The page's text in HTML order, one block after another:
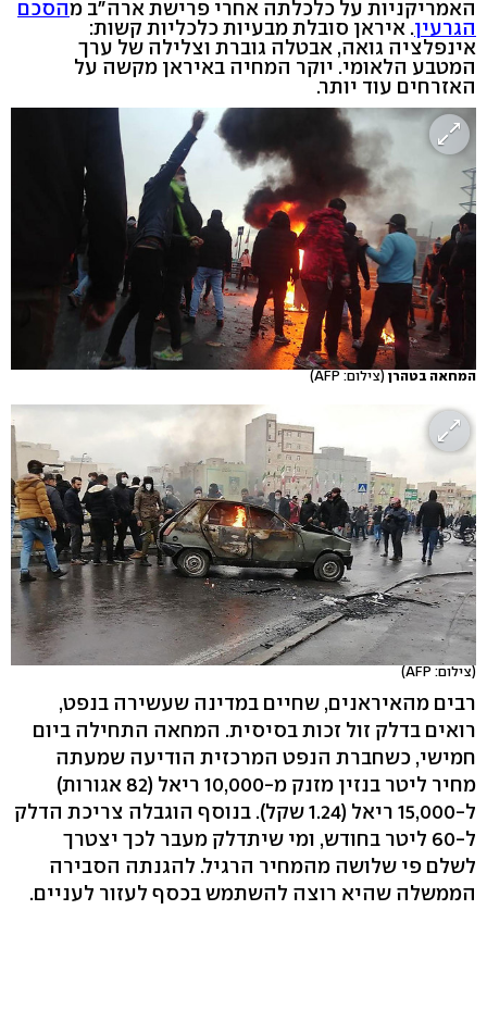
האמריקניות על כלכלתה אחרי פרישת ארה"ב מהסכם
הגרעין. איראן סובלת מבעיות כלכליות קשות:
אינפלציה גואה, אבטלה גוברת וצלילה של ערך
המטבע הלאומי. יוקר המחיה באיראן מקשה על
האזרחים עוד יותר.
המחאה בטהרן(צילום: AFP)
(צילום: AFP)
רבים מהאיראנים, שחיים במדינה שעשירה בנפט,
רואים בדלק זול זכות בסיסית. המחאה התחילה ביום
חמישי, כשחברת הנפט המרכזית הודיעה שמעתה
מחיר ליטר בנזין מזנק מ-10,000 ריאל (82 אגורות)
ל-15,000 ריאל (1.24 שקל). בנוסף הוגבלה צריכת הדלק
ל-60 ליטר בחודש, ומי שיתדלק מעבר לכך יצטרך
לשלם פי שלושה מהמחיר הרגיל. להגנתה הסבירה
הממשלה שהיא רוצה להשתמש בכסף לעזור לעניים.